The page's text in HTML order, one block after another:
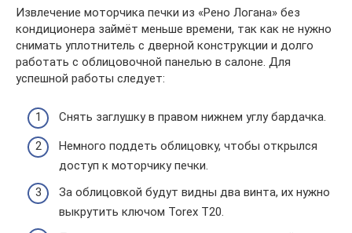
Извлечение моторчика печки из «Рено Логана» без
кондиционера займёт меньше времени, так как не нужно
снимать уплотнитель с дверной конструкции и долго
работать с облицовочной панелью в салоне. Для
успешной работы следует:
Снять заглушку в правом нижнем углу бардачка.
Немного поддеть облицовку, чтобы открылся
доступ к моторчику печки.
За облицовкой будут видны два винта, их нужно
выкрутить ключом Torex Т20.